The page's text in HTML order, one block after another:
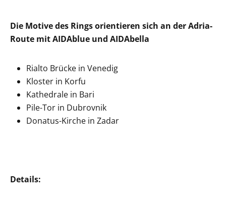
Die Motive des Rings orientieren sich an der Adria-
Route mit AIDAblue und AIDAbella
Rialto Brücke in Venedig
Kloster in Korfu
Kathedrale in Bari
Pile-Tor in Dubrovnik
Donatus-Kirche in Zadar
Details: